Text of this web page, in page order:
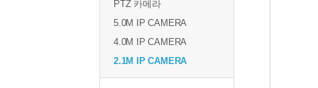
PTZ 카메라
5.0M IP CAMERA
4.0M IP CAMERA
2.1M IP CAMERA